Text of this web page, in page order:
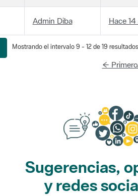
Admin Diba Hace
Mostrando el intervalo 9 - 12 de 19 resultados.
← Primero
Sugerencias,
y redes